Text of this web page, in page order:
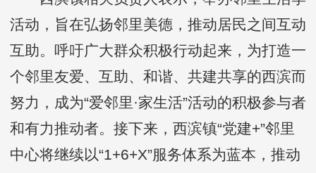
活动，旨在弘扬邻里美德，推动居民之间互动
互助。呼吁广大群众积极行动起来，为打造一
个邻里友爱、互助、和谐、共建共享的西滨而
努力，成为“爱邻里·家生活”活动的积极参与者
和有力推动者。接下来，西滨镇“党建+”邻里
中心将继续以“1+6+X”服务体系为蓝本，推动